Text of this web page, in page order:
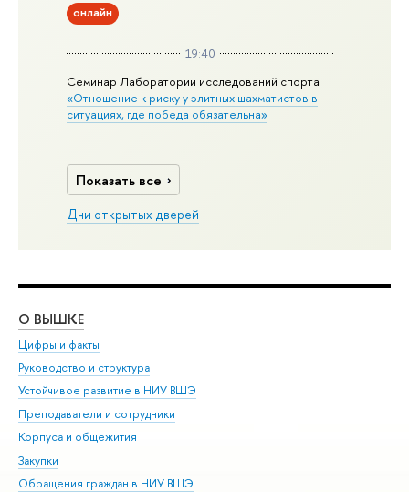
онлайн
19:40
Семинар Лаборатории исследований спорта
«Отношение к риску у элитных шахматистов в
ситуациях, где победа обязательна»
Показать все
Дни открытых дверей
О ВЫШКЕ
Цифры и факты
Руководство и структура
Устойчивое развитие в НИУ ВШЭ
Преподаватели и сотрудники
Корпуса и общежития
Закупки
Обращения граждан в НИУ ВШЭ